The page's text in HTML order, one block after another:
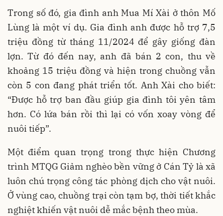
Trong số đó, gia đình anh Mua Mí Xài ở thôn Mố
Lùng là một ví dụ. Gia đình anh được hỗ trợ 7,5
triệu đồng từ tháng 11/2024 để gây giống đàn
lợn. Từ đó đến nay, anh đã bán 2 con, thu về
khoảng 15 triệu đồng và hiện trong chuồng vẫn
còn 5 con đang phát triển tốt. Anh Xài cho biết:
“Được hỗ trợ ban đầu giúp gia đình tôi yên tâm
hơn. Có lứa bán rồi thì lại có vốn xoay vòng để
nuôi tiếp”.
Một điểm quan trọng trong thực hiện Chương
trình MTQG Giảm nghèo bền vững ở Cán Tỷ là xã
luôn chú trọng công tác phòng dịch cho vật nuôi.
Ở vùng cao, chuồng trại còn tạm bợ, thời tiết khắc
nghiệt khiến vật nuôi dễ mắc bệnh theo mùa.